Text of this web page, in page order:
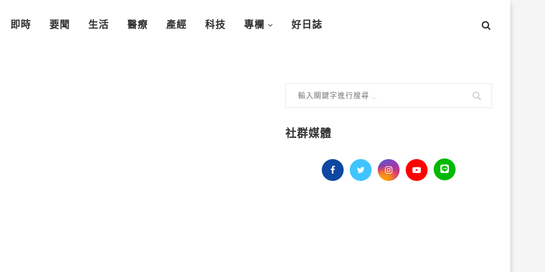
即時 要聞 生活 醫療 產經 科技 專欄 好日誌
社群媒體